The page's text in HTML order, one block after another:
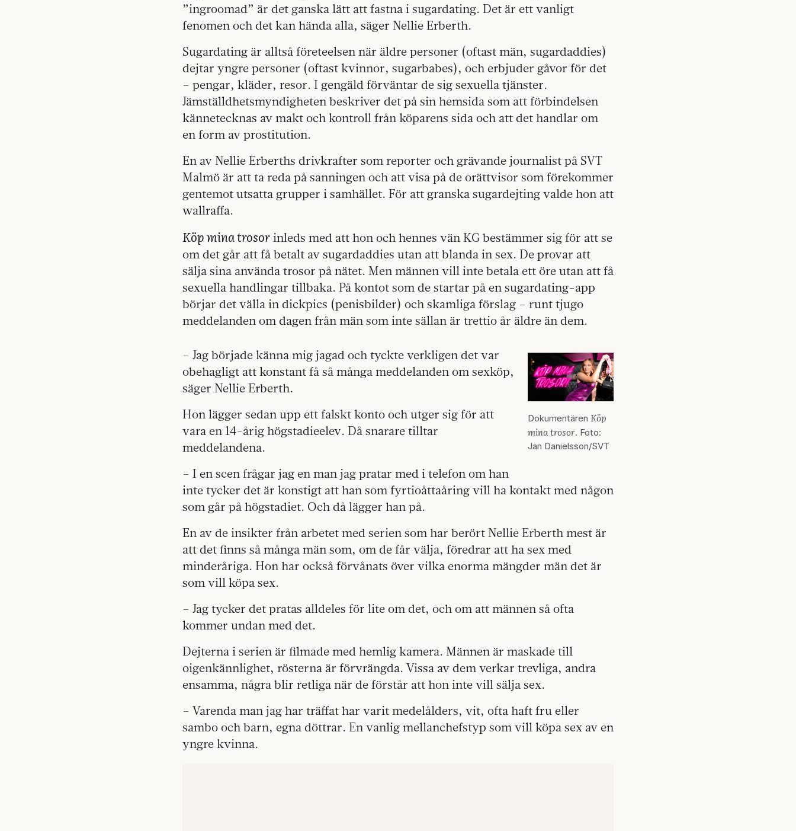
”ingroomad” är det ganska lätt att fastna i sugardating. Det är ett vanligt
fenomen och det kan hända alla, säger Nellie Erberth.
Sugardating är alltså företeelsen när äldre personer (oftast män, sugardaddies)
dejtar yngre personer (oftast kvinnor, sugarbabes), och erbjuder gåvor för det
– pengar, kläder, resor. I gengäld förväntar de sig sexuella tjänster.
Jämställdhetsmyndigheten beskriver det på sin hemsida som att förbindelsen
kännetecknas av makt och kontroll från köparens sida och att det handlar om
en form av prostitution.
En av Nellie Erberths drivkrafter som reporter och grävande journalist på SVT
Malmö är att ta reda på sanningen och att visa på de orättvisor som förekommer
gentemot utsatta grupper i samhället. För att granska sugardejting valde hon att
wallraffa.
Köp mina trosor inleds med att hon och hennes vän KG bestämmer sig för att se
om det går att få betalt av sugardaddies utan att blanda in sex. De provar att
sälja sina använda trosor på nätet. Men männen vill inte betala ett öre utan att få
sexuella handlingar tillbaka. På kontot som de startar på en sugardating-app
börjar det välla in dickpics (penisbilder) och skamliga förslag – runt tjugo
meddelanden om dagen från män som inte sällan är trettio år äldre än dem.
Dokumentären Köp
mina trosor. Foto:
Jan Danielsson/SVT
– Jag började känna mig jagad och tyckte verkligen det var
obehagligt att konstant få så många meddelanden om sexköp,
säger Nellie Erberth.
Hon lägger sedan upp ett falskt konto och utger sig för att
vara en 14-årig högstadieelev. Då snarare tilltar
meddelandena.
– I en scen frågar jag en man jag pratar med i telefon om han
inte tycker det är konstigt att han som fyrtioåttaåring vill ha kontakt med någon
som går på högstadiet. Och då lägger han på.
En av de insikter från arbetet med serien som har berört Nellie Erberth mest är
att det finns så många män som, om de får välja, föredrar att ha sex med
minderåriga. Hon har också förvånats över vilka enorma mängder män det är
som vill köpa sex.
– Jag tycker det pratas alldeles för lite om det, och om att männen så ofta
kommer undan med det.
Dejterna i serien är filmade med hemlig kamera. Männen är maskade till
oigenkännlighet, rösterna är förvrängda. Vissa av dem verkar trevliga, andra
ensamma, några blir retliga när de förstår att hon inte vill sälja sex.
– Varenda man jag har träffat har varit medelålders, vit, ofta haft fru eller
sambo och barn, egna döttrar. En vanlig mellanchefstyp som vill köpa sex av en
yngre kvinna.